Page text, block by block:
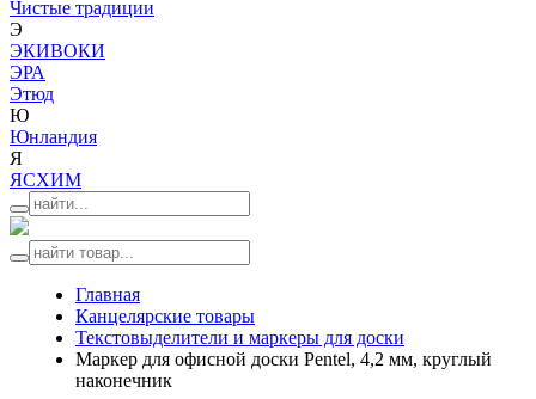
Чистые традиции
Э
ЭКИВОКИ
ЭРА
Этюд
Ю
Юнландия
Я
ЯСХИМ
Главная
Канцелярские товары
Текстовыделители и маркеры для доски
Маркер для офисной доски Pentel, 4,2 мм, круглый
наконечник